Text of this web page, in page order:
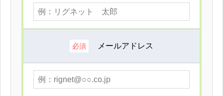
必須 メールアドレス